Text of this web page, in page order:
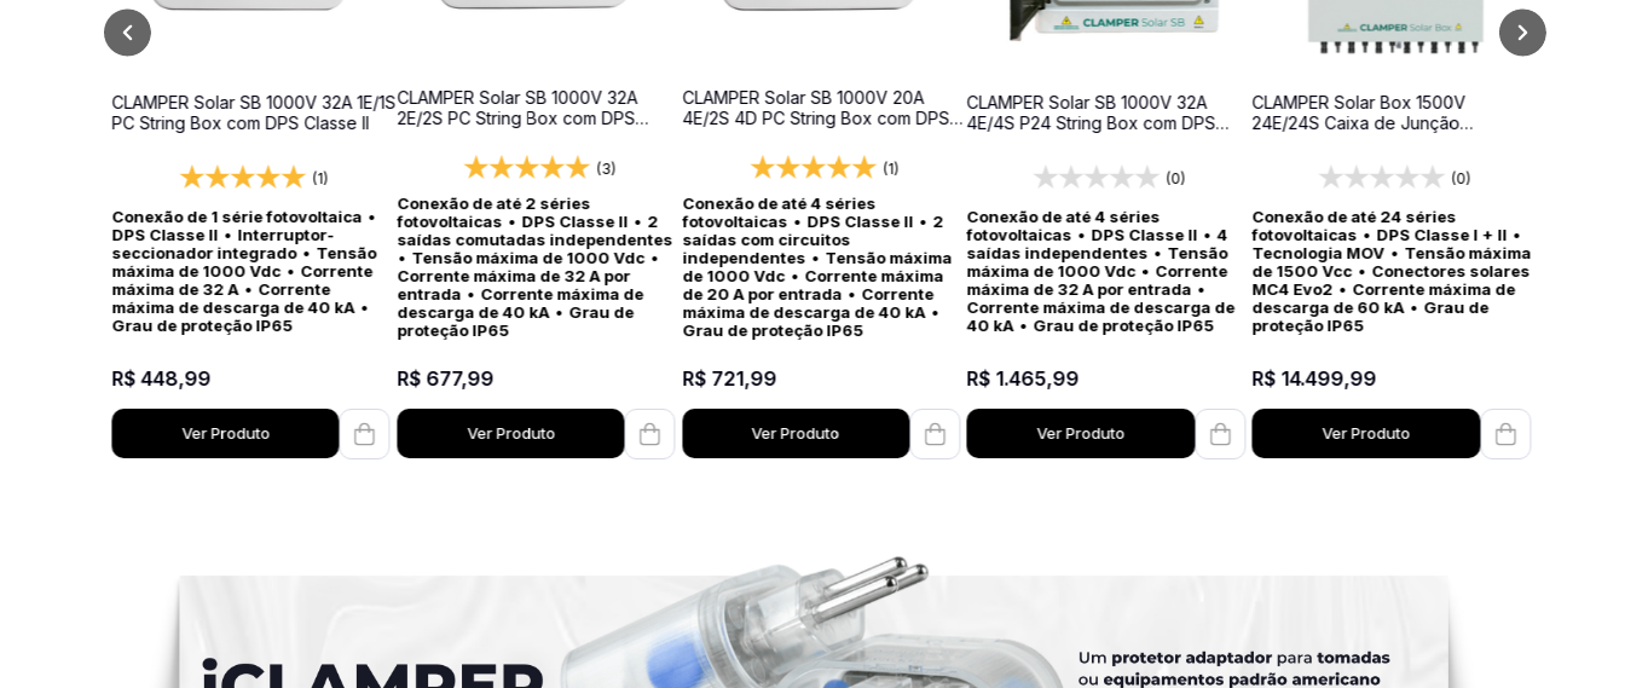
CLAMPER Solar SB 1000V 32A 1E/1S
PC String Box com DPS Classe II
(1)
Conexão de 1 série fotovoltaica •
DPS Classe II • Interruptor-
seccionador integrado• Tensão
máxima de 1000 Vdc• Corrente
máxima de 32 A• Corrente
máxima de descarga de 40 kA•
Grau de proteção IP65
R$ 448,99
Ver Produto
CLAMPER Solar SB 1000V 32A
2E/2S PC String Box com DPS
(3)
Conexão de até 2 séries
fotovoltaicas • DPS Classe II • 2
saídas comutadas independentes
• Tensão máxima de 1000 Vdc•
Corrente máxima de 32 A por
entrada • Corrente máxima de
descarga de 40 kA• Grau de
proteção IP65
R$ 677,99
Ver Produto
CLAMPER Solar SB 1000V 20A
4E/2S 4D PC String Box com DPS
(1)
Conexão de até 4 séries
fotovoltaicas• DPS Classe II• 2
saídas com circuitos
independentes• Tensão máxima
de 1000 Vdc• Corrente máxima
de 20 A por entrada• Corrente
máxima de descarga de 40 kA•
Grau de proteção IP65
R$ 721,99
Ver Produto
CLAMPER Solar SB 1000V 32A
4E/4S P24 String Box com DPS
(0)
Conexão de até 4 séries
fotovoltaicas • DPS Classe II •4
saídas independentes • Tensão
máxima de 1000 Vdc• Corrente
máxima de 32 A por entrada •
Corrente máxima de descarga de
40 kA• Grau de proteção IP65
R$ 1.465,99
Ver Produto
CLAMPER Solar Box 1500V
24E/24S Caixa de Junção
(0)
Conexão de até 24 séries
fotovoltaicas • DPS Classe I + II •
Tecnologia MOV • Tensão máxima
de 1500 Vcc• Conectores solares
MC4 Evo2 • Corrente máxima de
descarga de 60 kA• Grau de
proteção IP65
R$ 14.499,99
Ver Produto